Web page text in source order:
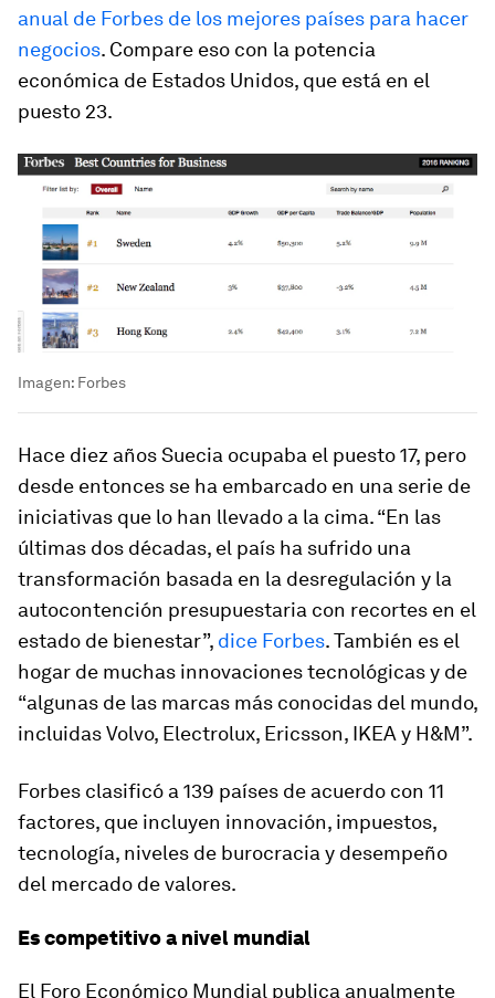
anual de Forbes de los mejores países para hacer
negocios. Compare eso con la potencia
económica de Estados Unidos, que está en el
puesto 23.
Imagen: Forbes
Hace diez años Suecia ocupaba el puesto 17, pero
desde entonces se ha embarcado en una serie de
iniciativas que lo han llevado a la cima. “En las
últimas dos décadas, el país ha sufrido una
transformación basada en la desregulación y la
autocontención presupuestaria con recortes en el
estado de bienestar”, dice Forbes. También es el
hogar de muchas innovaciones tecnológicas y de
“algunas de las marcas más conocidas del mundo,
incluidas Volvo, Electrolux, Ericsson, IKEA y H&M”.
Forbes clasificó a 139 países de acuerdo con 11
factores, que incluyen innovación, impuestos,
tecnología, niveles de burocracia y desempeño
del mercado de valores.
Es competitivo a nivel mundial
El Foro Económico Mundial publica anualmente